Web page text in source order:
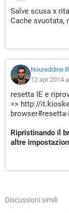
Salve scusa x
Cache svuotata,
Noureddine
12 apr 2014
resetta IE e
=> http://
Ripristinando il
altre
Discussioni simili